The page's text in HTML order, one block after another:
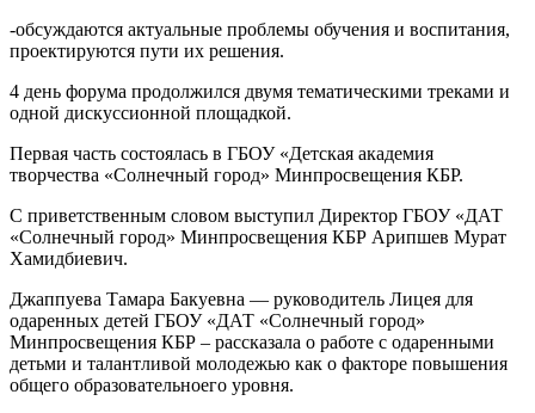
-обсуждаются актуальные проблемы обучения и воспитания,
проектируются пути их решения.
4 день форума продолжился двумя тематическими треками и
одной дискуссионной площадкой.
Первая часть состоялась в ГБОУ «Детская академия
творчества «Солнечный город» Минпросвещения КБР.
С приветственным словом выступил Директор ГБОУ «ДАТ
«Солнечный город» Минпросвещения КБР Арипшев Мурат
Хамидбиевич.
Джаппуева Тамара Бакуевна — руководитель Лицея для
одаренных детей ГБОУ «ДАТ «Солнечный город»
Минпросвещения КБР – рассказала о работе с одаренными
детьми и талантливой молодежью как о факторе повышения
общего образовательноего уровня.